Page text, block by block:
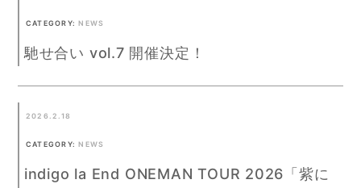
CATEGORY: NEWS
馳せ合い vol.7 開催決定！
2026.2.18
CATEGORY: NEWS
indigo la End ONEMAN TOUR 2026「紫に